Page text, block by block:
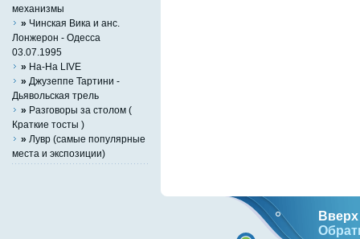
механизмы
» Чинская Вика и анс.
Лонжерон - Одесса
03.07.1995
» На-На LIVE
» Джузеппе Тартини -
Дьявольская трель
» Разговоры за столом (
Краткие тосты )
» Лувр (самые популярные
места и экспозиции)
Вверх